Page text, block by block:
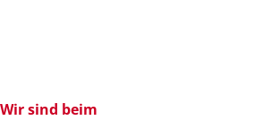
Wir sind beim